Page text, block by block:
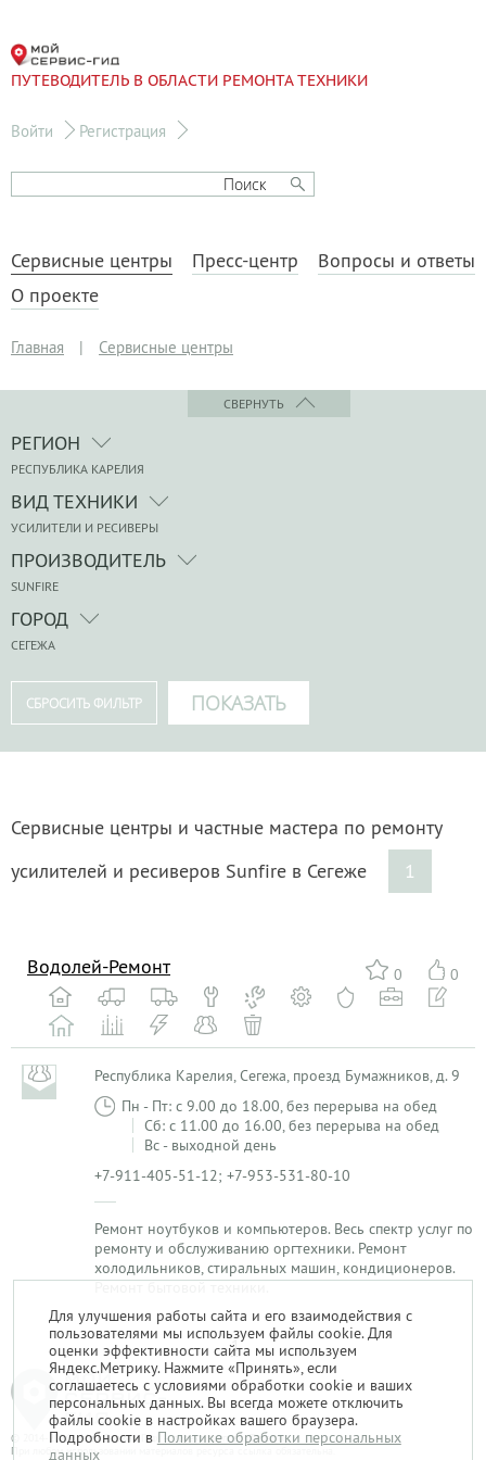
ПУТЕВОДИТЕЛЬ В ОБЛАСТИ РЕМОНТА ТЕХНИКИ
Войти Регистрация
Сервисные центры Пресс-центр
Вопросы и ответы
О проекте
Главная | Сервисные центры
СВЕРНУТЬ
РЕГИОН
РЕСПУБЛИКА КАРЕЛИЯ
ВИД ТЕХНИКИ
УСИЛИТЕЛИ И РЕСИВЕРЫ
ПРОИЗВОДИТЕЛЬ
SUNFIRE
ГОРОД
СЕГЕЖА
Сервисные центры и частные мастера по ремонту
усилителей и ресиверов Sunfire в Сегеже
1
0 0
Водолей-Ремонт
Республика Карелия, Сегежа, проезд Бумажников, д. 9
Пн - Пт: с 9.00 до 18.00, без перерыва на обед
Сб: с 11.00 до 16.00, без перерыва на обед
Вс - выходной день
+7-911-405-51-12; +7-953-531-80-10
Ремонт ноутбуков и компьютеров. Весь спектр услуг по
ремонту и обслуживанию оргтехники. Ремонт
холодильников, стиральных машин, кондиционеров.
Ремонт бытовой техники.
1
© 2014-2026. «Мой Сервис-Гид» – проект группы «Текарт».
При любом использовании материалов ресурса ссылка обязательна.
Для улучшения работы сайта и его взаимодействия с
пользователями мы используем файлы cookie. Для
оценки эффективности сайта мы используем
Яндекс.Метрику. Нажмите «Принять», если
соглашаетесь с условиями обработки cookie и ваших
персональных данных. Вы всегда можете отключить
файлы cookie в настройках вашего браузера.
Подробности в Политике обработки персональных
данных